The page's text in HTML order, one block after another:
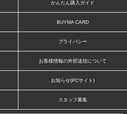
かんたん購入ガイド
BUYMA CARD
プライバシー
お客様情報の外部送信について
お知らせ(PCサイト)
スタッフ募集